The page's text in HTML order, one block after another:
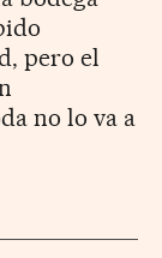
pero el
no lo va a